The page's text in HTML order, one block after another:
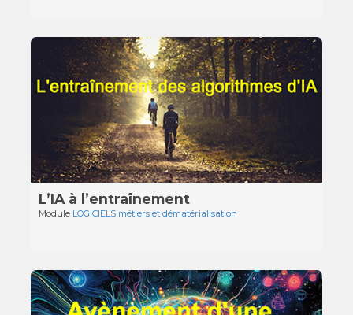
L’IA à l’entraînement
Module LOGICIELS métiers et dématérialisation